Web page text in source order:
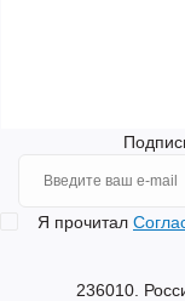
Я прочитал
236010.